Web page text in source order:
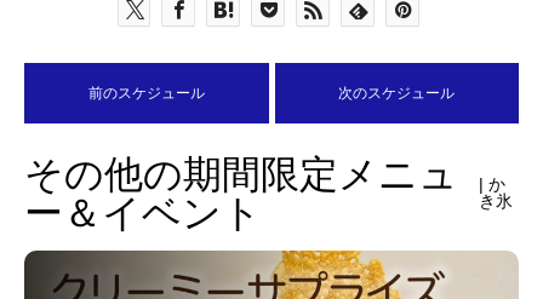
前のスケジュール 次のスケジュール
その他の期間限定メニュ
ー＆イベント
| か
き氷